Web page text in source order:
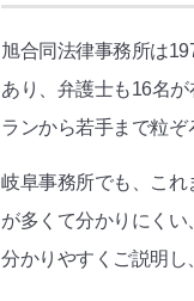
旭合同法律事務所は
あり、弁護士も16名
ランから若手まで粒ぞ
岐阜事務所でも、こ
が多くて分かりにく
分かりやすくご説明し